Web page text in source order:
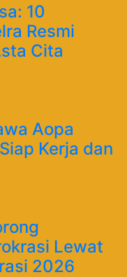
10
Resmi
Cita
Aopa
Kerja dan
Lewat
2026